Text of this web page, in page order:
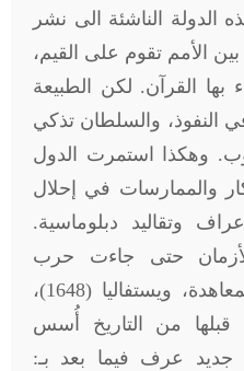
الدولة الناشئة الى نشر
الأمم تقوم على القيم،
بها القرآن. لكن الطبيعة
النفوذ، والسلطان تذكي
وهكذا استمرت الدول
والممارسات في إحلال
وتقاليد دبلوماسية.
حتى جاءت حرب
الثلاثين عاما التي انتهت بمعاهدة، ويستفاليا (1648)،
من التاريخ أُسس
عرف فيما بعد بـ: